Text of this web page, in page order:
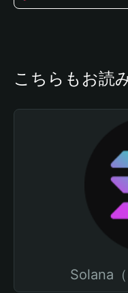
こちらもお読
Solana